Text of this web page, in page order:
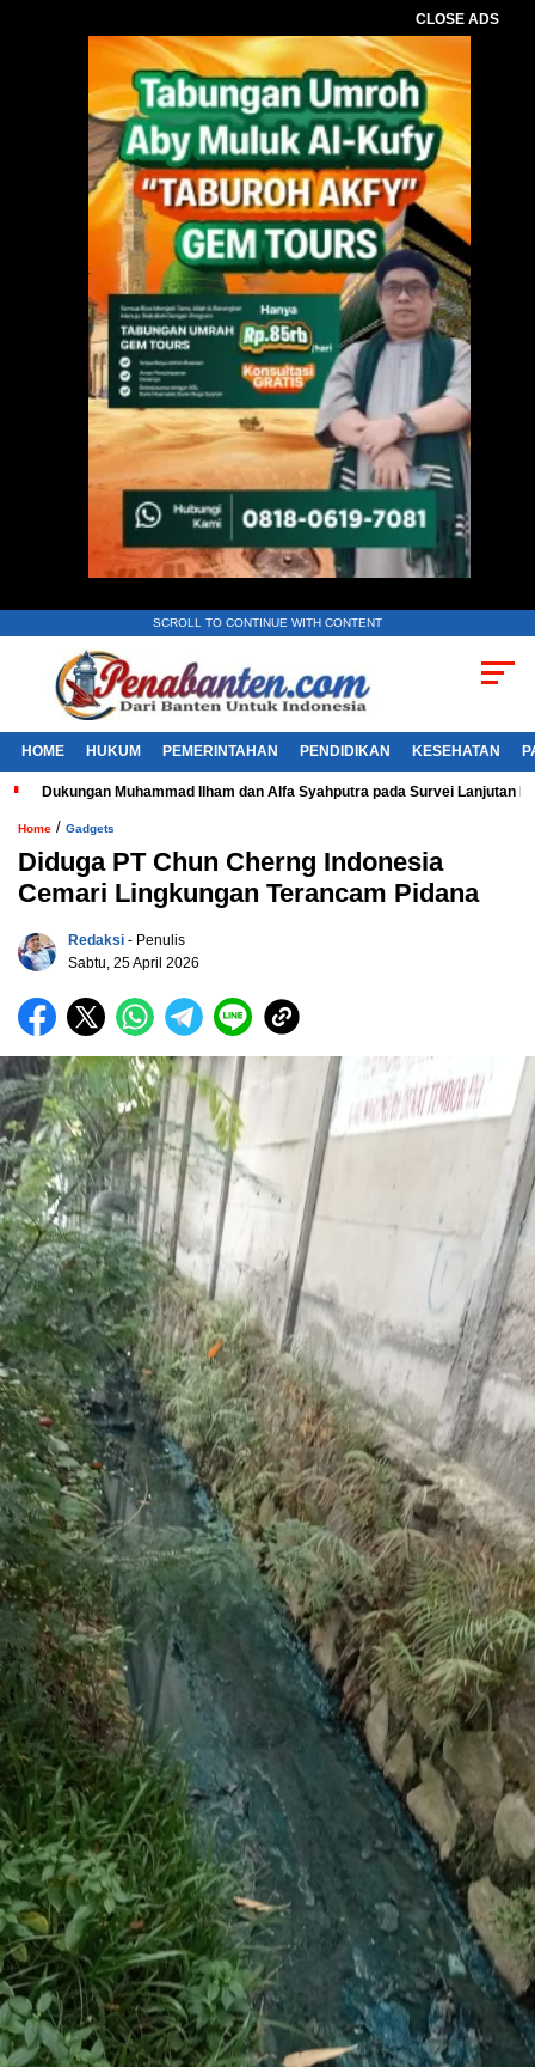
CLOSE ADS
SCROLL TO CONTINUE WITH CONTENT
HOME HUKUM PEMERINTAHAN PENDIDIKAN KESEHATAN
Dukungan Muhammad Ilham dan Alfa Syahputra pada Survei Lanjutan
Home / Gadgets
Diduga PT Chun Cherng Indonesia
Cemari Lingkungan Terancam Pidana
Redaksi - Penulis
Sabtu, 25 April 2026